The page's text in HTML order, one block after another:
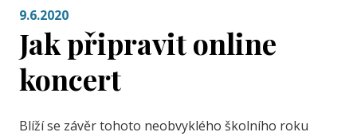
9.6.2020
Jak připravit online
koncert
Blíží se závěr tohoto neobvyklého školního roku